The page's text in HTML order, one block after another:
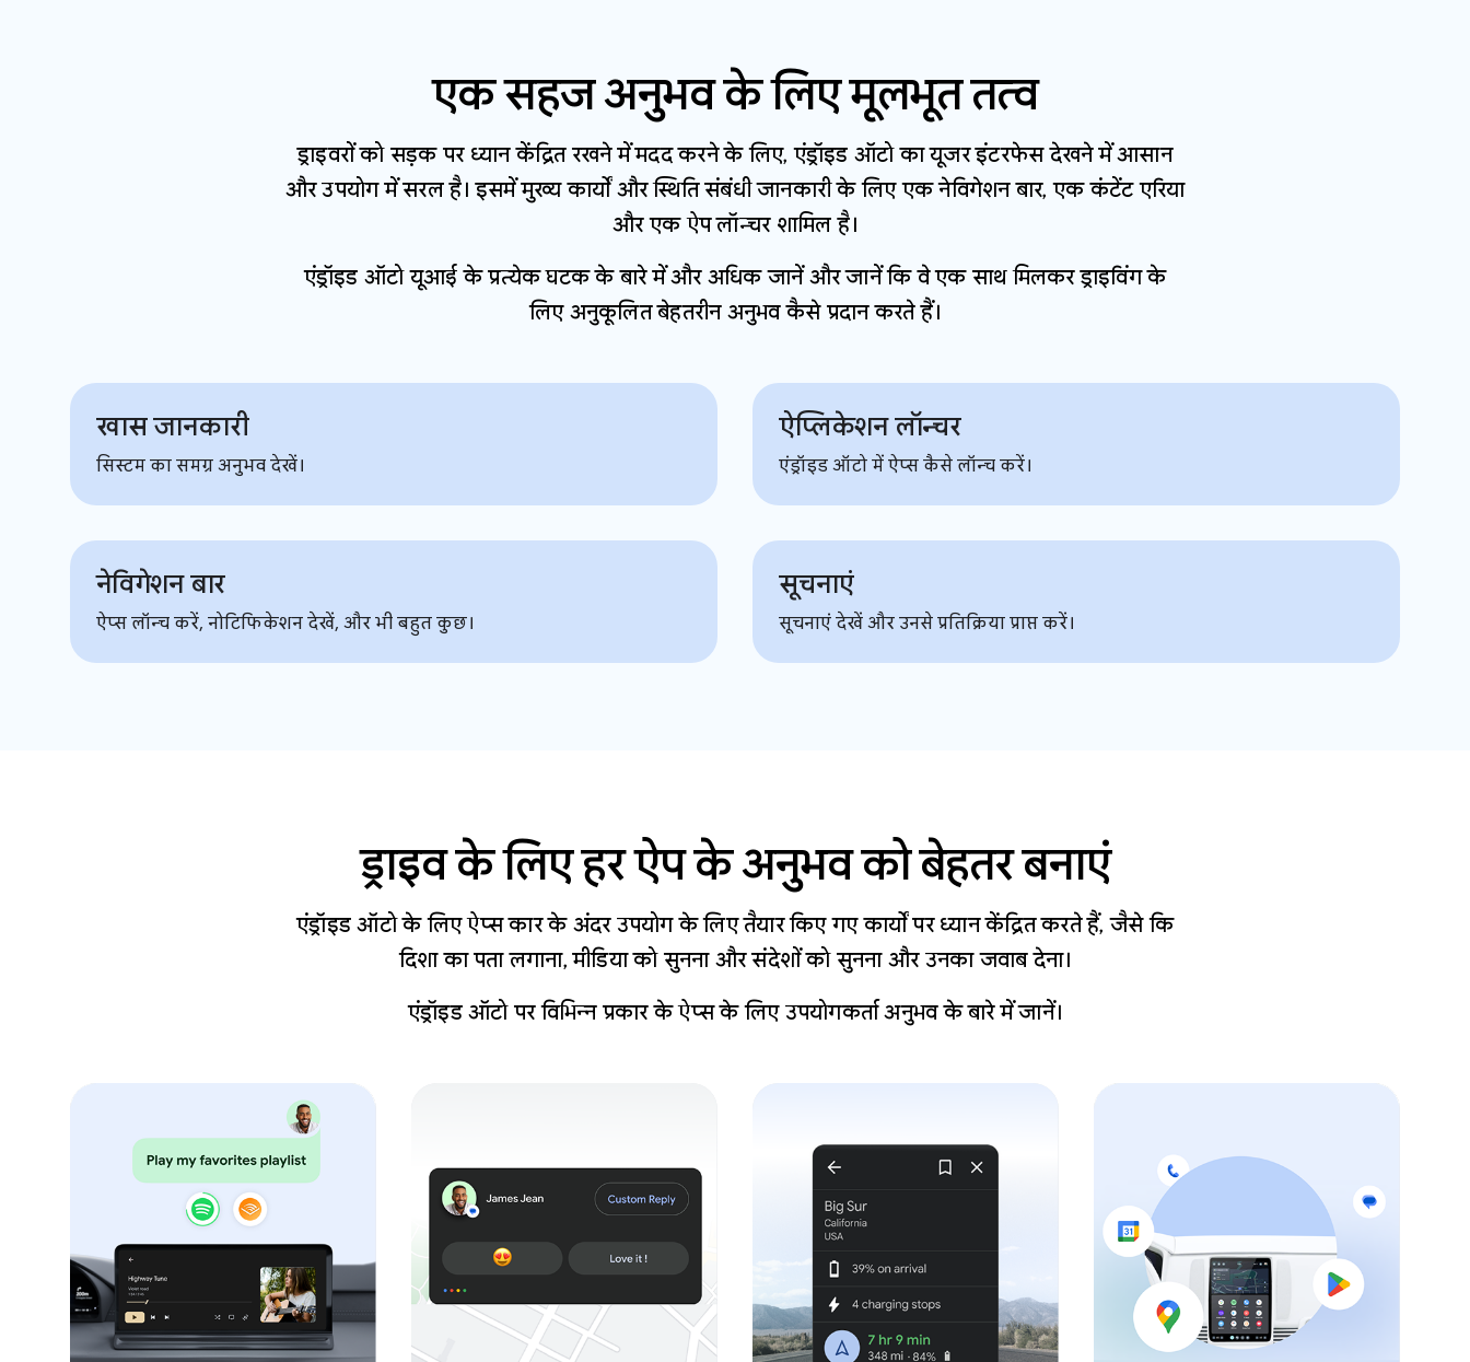
एक सहज अनुभव के लिए मूलभूत तत्व
ड्राइवरों को सड़क पर ध्यान केंद्रित रखने में मदद करने के लिए, एंड्रॉइड ऑटो का यूजर इंटरफेस देखने में आसान
और उपयोग में सरल है। इसमें मुख्य कार्यों और स्थिति संबंधी जानकारी के लिए एक नेविगेशन बार, एक कंटेंट एरिया
और एक ऐप लॉन्चर शामिल है।
एंड्रॉइड ऑटो यूआई के प्रत्येक घटक के बारे में और अधिक जानें और जानें कि वे एक साथ मिलकर ड्राइविंग के
लिए अनुकूलित बेहतरीन अनुभव कैसे प्रदान करते हैं।
खास जानकारी
सिस्टम का समग्र अनुभव देखें।
ऐप्लिकेशन लॉन्चर
एंड्रॉइड ऑटो में ऐप्स कैसे लॉन्च करें।
नेविगेशन बार
ऐप्स लॉन्च करें, नोटिफिकेशन देखें, और भी बहुत कुछ।
सूचनाएं
सूचनाएं देखें और उनसे प्रतिक्रिया प्राप्त करें।
ड्राइव के लिए हर ऐप के अनुभव को बेहतर बनाएं
एंड्रॉइड ऑटो के लिए ऐप्स कार के अंदर उपयोग के लिए तैयार किए गए कार्यों पर ध्यान केंद्रित करते हैं, जैसे कि
दिशा का पता लगाना, मीडिया को सुनना और संदेशों को सुनना और उनका जवाब देना।
एंड्रॉइड ऑटो पर विभिन्न प्रकार के ऐप्स के लिए उपयोगकर्ता अनुभव के बारे में जानें।